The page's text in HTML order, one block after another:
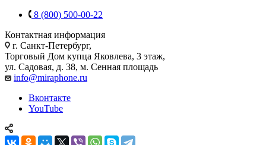
8 (800) 500-00-22
Контактная информация
г. Санкт-Петербург,
Торговый Дом купца Яковлева, 3 этаж,
ул. Садовая, д. 38, м. Сенная площадь
info@miraphone.ru
Вконтакте
YouTube